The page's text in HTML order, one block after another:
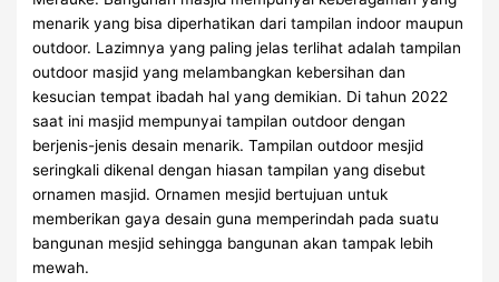
menarik yang bisa diperhatikan dari tampilan indoor maupun
outdoor. Lazimnya yang paling jelas terlihat adalah tampilan
outdoor masjid yang melambangkan kebersihan dan
kesucian tempat ibadah hal yang demikian. Di tahun 2022
saat ini masjid mempunyai tampilan outdoor dengan
berjenis-jenis desain menarik. Tampilan outdoor mesjid
seringkali dikenal dengan hiasan tampilan yang disebut
ornamen masjid. Ornamen mesjid bertujuan untuk
memberikan gaya desain guna memperindah pada suatu
bangunan mesjid sehingga bangunan akan tampak lebih
mewah.